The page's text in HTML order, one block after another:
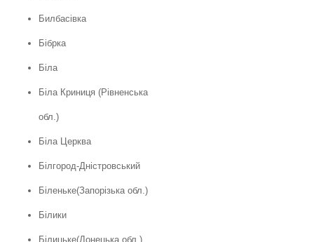
Билбасівка
Бібрка
Біла
Біла Криниця (Рівненська
обл.)
Біла Церква
Білгород-Дністровський
Біленьке(Запорізька обл.)
Білики
Білицьке(Донецька обл.)